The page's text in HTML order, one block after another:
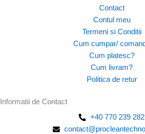
Contact
Contul meu
Termeni si Conditii
Cum cumpar/
Cum platesc?
Cum livram?
Politica de retur
Informatii de Contact
+40 770 239 282